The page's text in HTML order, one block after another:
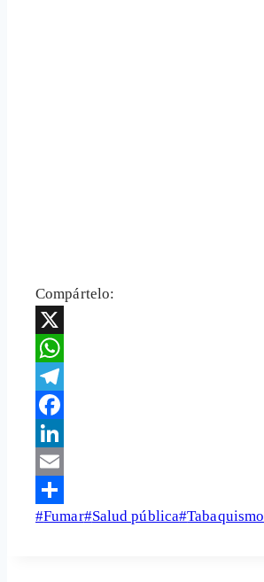
Compártelo:
X
WhatsApp
Telegram
Facebook
LinkedIn
Email
Share
Etiquetas
#Fumar#Salud pública#Tabaquismo